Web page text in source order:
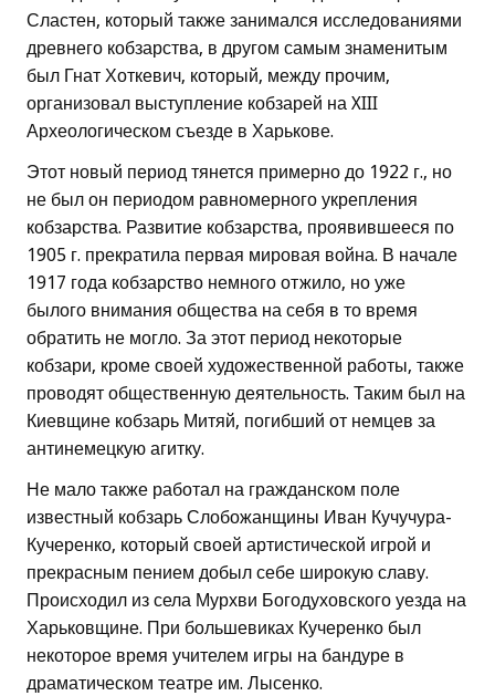
Сластен, который также занимался исследованиями
древнего кобзарства, в другом самым знаменитым
был Гнат Хоткевич, который, между прочим,
организовал выступление кобзарей на XIII
Археологическом съезде в Харькове.
Этот новый период тянется примерно до 1922 г., но
не был он периодом равномерного укрепления
кобзарства. Развитие кобзарства, проявившееся по
1905 г. прекратила первая мировая война. В начале
1917 года кобзарство немного отжило, но уже
былого внимания общества на себя в то время
обратить не могло. За этот период некоторые
кобзари, кроме своей художественной работы, также
проводят общественную деятельность. Таким был на
Киевщине кобзарь Митяй, погибший от немцев за
антинемецкую агитку.
Не мало также работал на гражданском поле
известный кобзарь Слобожанщины Иван Кучучура-
Кучеренко, который своей артистической игрой и
прекрасным пением добыл себе широкую славу.
Происходил из села Мурхви Богодуховского уезда на
Харьковщине. При большевиках Кучеренко был
некоторое время учителем игры на бандуре в
драматическом театре им. Лысенко.